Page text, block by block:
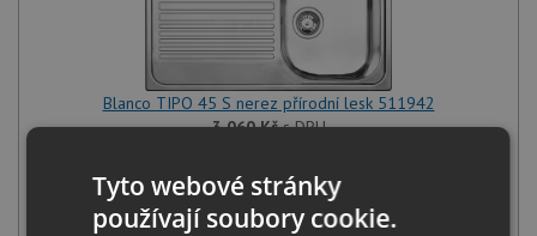
Blanco TIPO 45 S nerez přírodní lesk 511942
3 060 Kčs DPH
+
Tyto webové stránky
používají soubory cookie.